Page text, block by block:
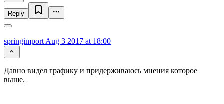
Reply
springimport Aug 3 2017 at 18:00
Давно видел графику и придерживаюсь мнения которое
выше.